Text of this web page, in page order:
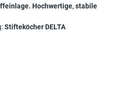
Hochwertige, stabile
Stifteköcher DELTA